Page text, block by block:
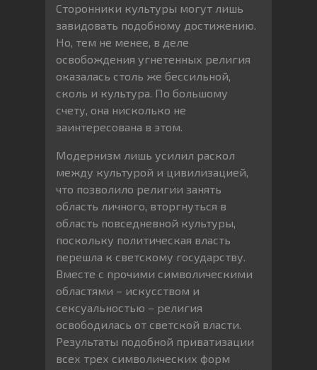
Сторонники культуры могут лишь
завидовать подобному достижению.
Но, тем не менее, в деле
освобождения угнетенных религия
оказалась столь же бессильной,
сколь и культура. По большому
счету, она нисколько не
заинтересована в этом.
Модернизм лишь усилил раскол
между культурой и цивилизацией,
что позволило религии занять
область личного, вторгнуться в
область повседневной культуры,
поскольку политическая власть
перешла к светскому государству.
Вместе с прочими символическими
областями – искусством и
сексуальностью – религия
освободилась от светской власти.
Результаты подобной приватизации
всех трех символических форм